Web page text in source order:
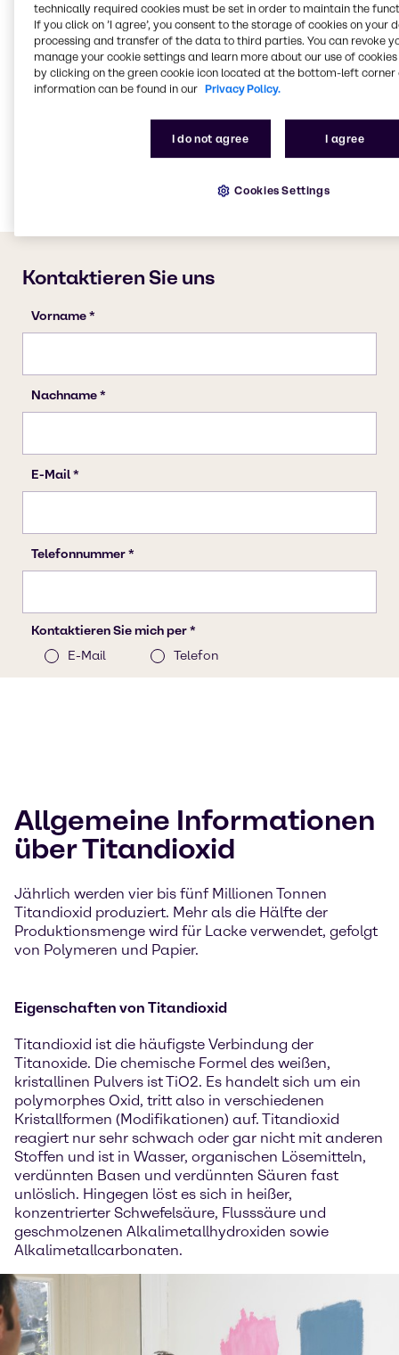
Zellstoff & Paper
Pharma
CASE & Construction
Polymere
Allgemeine Informationen
über Titandioxid
Jährlich werden vier bis fünf Millionen Tonnen
Titandioxid produziert. Mehr als die Hälfte der
Produktionsmenge wird für Lacke verwendet, gefolgt
von Polymeren und Papier.
Eigenschaften von Titandioxid
Titandioxid ist die häufigste Verbindung der
Titanoxide. Die chemische Formel des weißen,
kristallinen Pulvers ist TiO2. Es handelt sich um ein
polymorphes Oxid, tritt also in verschiedenen
Kristallformen (Modifikationen) auf. Titandioxid
reagiert nur sehr schwach oder gar nicht mit anderen
Stoffen und ist in Wasser, organischen Lösemitteln,
verdünnten Basen und verdünnten Säuren fast
unlöslich. Hingegen löst es sich in heißer,
konzentrierter Schwefelsäure, Flusssäure und
geschmolzenen Alkalimetallhydroxiden sowie
Alkalimetallcarbonaten.
technically required cookies must be set in order to maintain the
If you click on ’I agree’, you consent to the storage of cookies on your
processing and transfer of the data to third parties. You can revoke
manage your cookie settings and learn more about our use of cookies
by clicking on the green cookie icon located at the bottom-left corner
information can be found in our Privacy Policy.
I do not agree I agree
Cookies Settings